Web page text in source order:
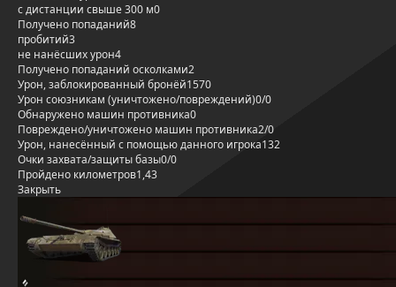
с дистанции свыше 300 м0
Получено попаданий8
пробитий3
не нанёсших урон4
Получено попаданий осколками2
Урон, заблокированный бронёй1570
Урон союзникам (уничтожено/повреждений)0/0
Обнаружено машин противника0
Повреждено/уничтожено машин противника2/0
Урон, нанесённый с помощью данного игрока132
Очки захвата/защиты базы0/0
Пройдено километров1,43
Закрыть